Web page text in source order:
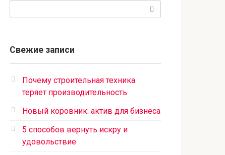
Свежие записи
Почему строительная техника
теряет производительность
Новый коровник: актив для бизнеса
5 способов вернуть искру и
удовольствие